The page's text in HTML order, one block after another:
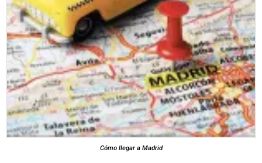
Cómo llegar a Madrid